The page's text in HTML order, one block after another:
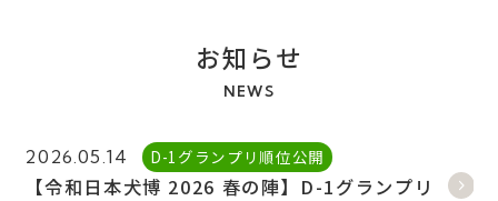
お知らせ
NEWS
2026.05.14 D-1グランプリ順位公開
【令和日本犬博 2026 春の陣】D-1グランプリ